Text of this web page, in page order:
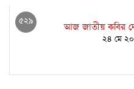
৩ জানুয়ারী
৫২৯ আজ জাতীয় কবির
২৪ মে